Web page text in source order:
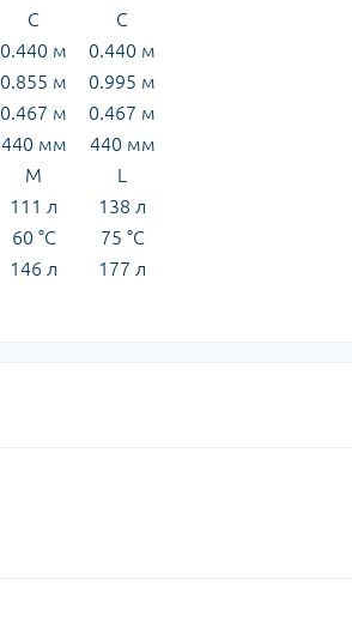
C
C
0.440 м
0.440 м
0.855 м
0.995 м
0.467 м
0.467 м
440 мм
440 мм
M
L
111 л
138 л
60 °C
75 °C
146 л
177 л